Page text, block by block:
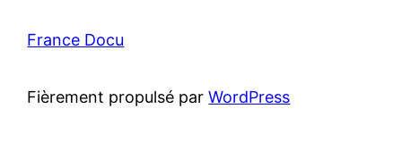
France Docu
Fièrement propulsé parWordPress